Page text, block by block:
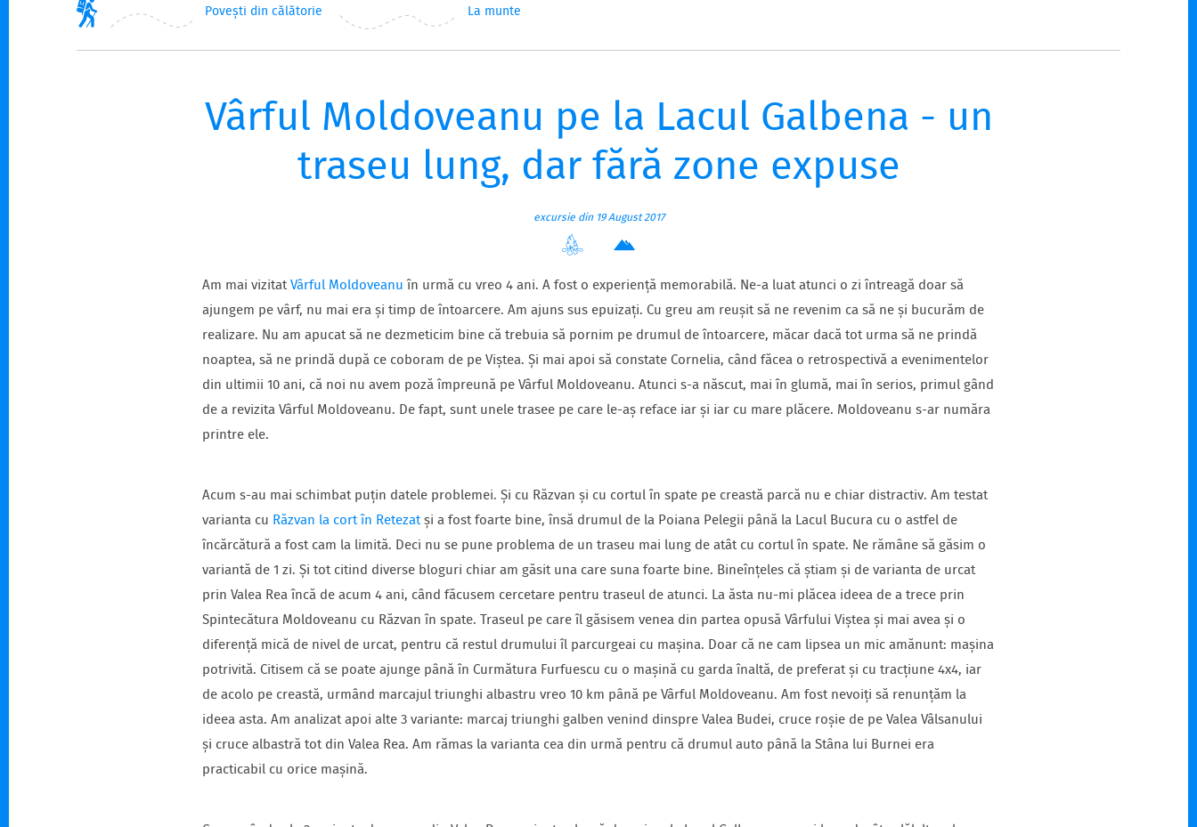
Povești din călătorie La munte
Vârful Moldoveanu pe la Lacul Galbena - un
traseu lung, dar fără zone expuse
excursie din 19 August 2017
Am mai vizitatVârful Moldoveanu în urmă cu vreo 4 ani. A fost o experiență memorabilă. Ne-a luat atunci o zi întreagă doar să
ajungem pe vârf, nu mai era și timp de întoarcere. Am ajuns sus epuizați. Cu greu am reușit să ne revenim ca să ne și bucurăm de
realizare. Nu am apucat să ne dezmeticim bine că trebuia să pornim pe drumul de întoarcere, măcar dacă tot urma să ne prindă
noaptea, să ne prindă după ce coboram de pe Viștea. Și mai apoi să constate Cornelia, când făcea o retrospectivă a evenimentelor
din ultimii 10 ani, că noi nu avem poză împreună pe Vârful Moldoveanu. Atunci s-a născut, mai în glumă, mai în serios, primul gând
de a revizita Vârful Moldoveanu. De fapt, sunt unele trasee pe care le-aș reface iar și iar cu mare plăcere. Moldoveanu s-ar număra
printre ele.
Acum s-au mai schimbat puțin datele problemei. Și cu Răzvan și cu cortul în spate pe creastă parcă nu e chiar distractiv. Am testat
varianta cu Răzvan la cort în Retezatși a fost foarte bine, însă drumul de la Poiana Pelegii până la Lacul Bucura cu o astfel de
încărcătură a fost cam la limită. Deci nu se pune problema de un traseu mai lung de atât cu cortul în spate. Ne rămâne să găsim o
variantă de 1 zi. Și tot citind diverse bloguri chiar am găsit una care suna foarte bine. Bineînțeles că știam și de varianta de urcat
prin Valea Rea încă de acum 4 ani, când făcusem cercetare pentru traseul de atunci. La ăsta nu-mi plăcea ideea de a trece prin
Spintecătura Moldoveanu cu Răzvan în spate. Traseul pe care îl găsisem venea din partea opusă Vârfului Viștea și mai avea și o
diferență mică de nivel de urcat, pentru că restul drumului îl parcurgeai cu mașina. Doar că ne cam lipsea un mic amănunt: mașina
potrivită. Citisem că se poate ajunge până în Curmătura Furfuescu cu o mașină cu garda înaltă, de preferat și cu tracțiune 4x4, iar
de acolo pe creastă, urmând marcajul triunghi albastru vreo 10 km până pe Vârful Moldoveanu. Am fost nevoiți să renunțăm la
ideea asta. Am analizat apoi alte 3 variante: marcaj triunghi galben venind dinspre Valea Budei, cruce roșie de pe Valea Vâlsanului
și cruce albastră tot din Valea Rea. Am rămas la varianta cea din urmă pentru că drumul auto până la Stâna lui Burnei era
practicabil cu orice mașină.